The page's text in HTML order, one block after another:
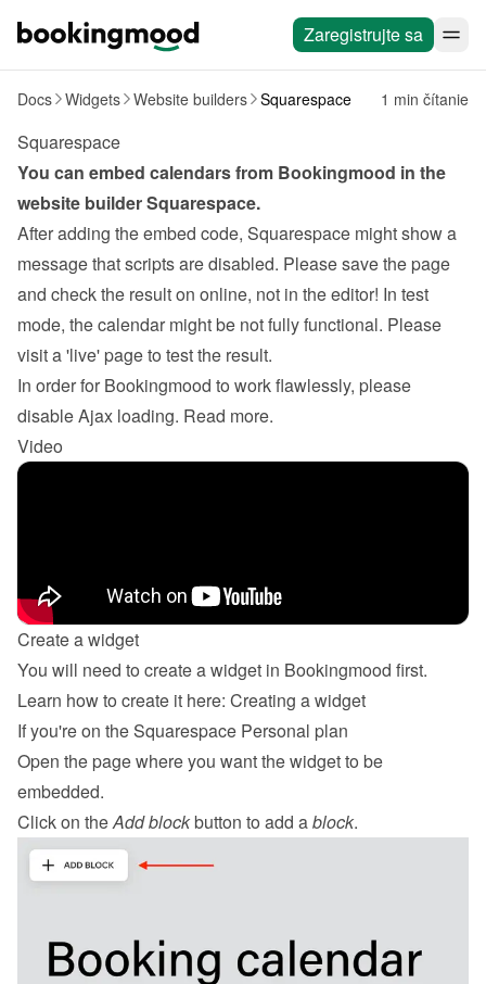
Zaregistrujte sa
Docs Widgets Website builders Squarespace 1 min čítanie
Squarespace
You can embed calendars from Bookingmood in the
website builder Squarespace.
After adding the embed code, Squarespace might show a
message that scripts are disabled. Please save the page
and check the result on online, not in the editor! In test
mode, the calendar might be not fully functional. Please
visit a 'live' page to test the result.
In order for Bookingmood to work flawlessly, please
disable Ajax loading. Read more.
Video
Create a widget
You will need to create a widget in Bookingmood first.
Learn how to create it here: Creating a widget
If you're on the Squarespace Personal plan
Open the page where you want the widget to be
embedded.
Click on the Add block button to add a block.